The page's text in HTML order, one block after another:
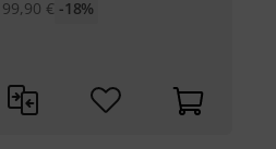
99,90 € -18%